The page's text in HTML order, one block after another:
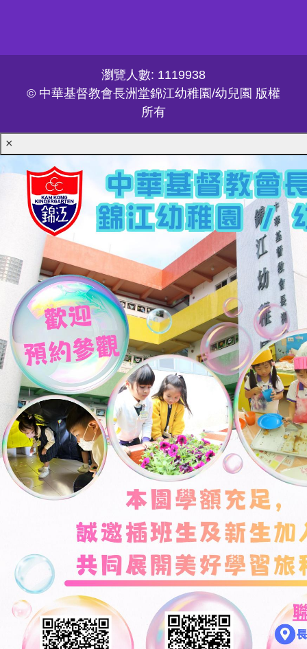
瀏覽人數: 1119938
© 中華基督教會長洲堂錦江幼稚園/幼兒園 版權
所有
×